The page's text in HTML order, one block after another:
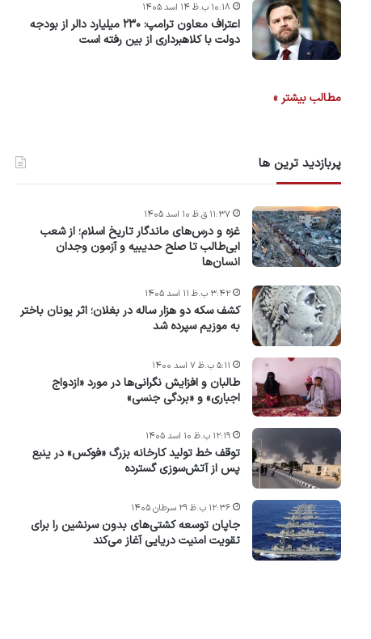
اعتراف معاون ترامپ: ۲۳۰ میلیارد دالر از بودجه
دولت با کلاهبرداری از بین رفته است
۱۰:۱۸ ب.ظ ۱۴ اسد ۱۴۰۵
مطالب بیشتر »
پربازدید ترین ها
غزه و درس‌های ماندگار تاریخ اسلام؛ از شعب
ابی‌طالب تا صلح حدیبیه و آزمون وجدان
انسان‌ها
۱۱:۳۷ ق.ظ ۱۰ اسد ۱۴۰۵
کشف سکه دو هزار ساله در بغلان؛ اثر یونان باختر
به موزیم سپرده شد
۳:۴۲ ب.ظ ۱۱ اسد ۱۴۰۵
طالبان و افزایش نگرانی‌ها در مورد «ازدواج
اجباری» و «بردگی جنسی»
۵:۱۱ ب.ظ ۷ اسد ۱۴۰۰
توقف خط تولید کارخانه بزرگ «فوکس» در ینبع
پس از آتش‌سوزی گسترده
۱۲:۱۹ ب.ظ ۱۰ اسد ۱۴۰۵
جاپان توسعه کشتی‌های بدون سرنشین را برای
تقویت امنیت دریایی آغاز می‌کند
۱۲:۳۶ ب.ظ ۲۹ سرطان ۱۴۰۵